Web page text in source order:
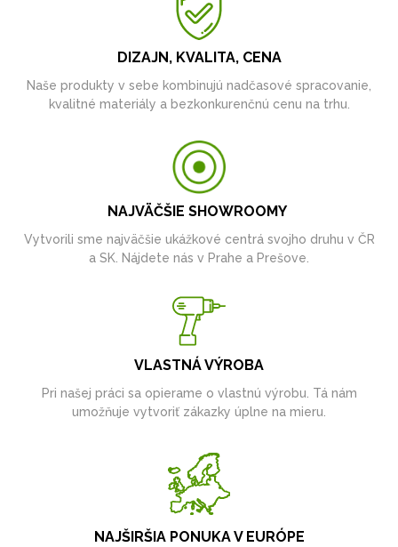
DIZAJN, KVALITA, CENA
Naše produkty v sebe kombinujú nadčasové spracovanie,
kvalitné materiály a bezkonkurenčnú cenu na trhu.
NAJVÄČŠIE SHOWROOMY
Vytvorili sme najväčšie ukážkové centrá svojho druhu v ČR
a SK. Nájdete nás v Prahe a Prešove.
VLASTNÁ VÝROBA
Pri našej práci sa opierame o vlastnú výrobu. Tá nám
umožňuje vytvoriť zákazky úplne na mieru.
NAJŠIRŠIA PONUKA V EURÓPE